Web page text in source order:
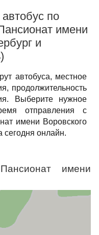
по
имени
и
автобуса, местное
продолжительность
Выберите нужное
отправления с
имени Воровского
сегодня онлайн.
имени